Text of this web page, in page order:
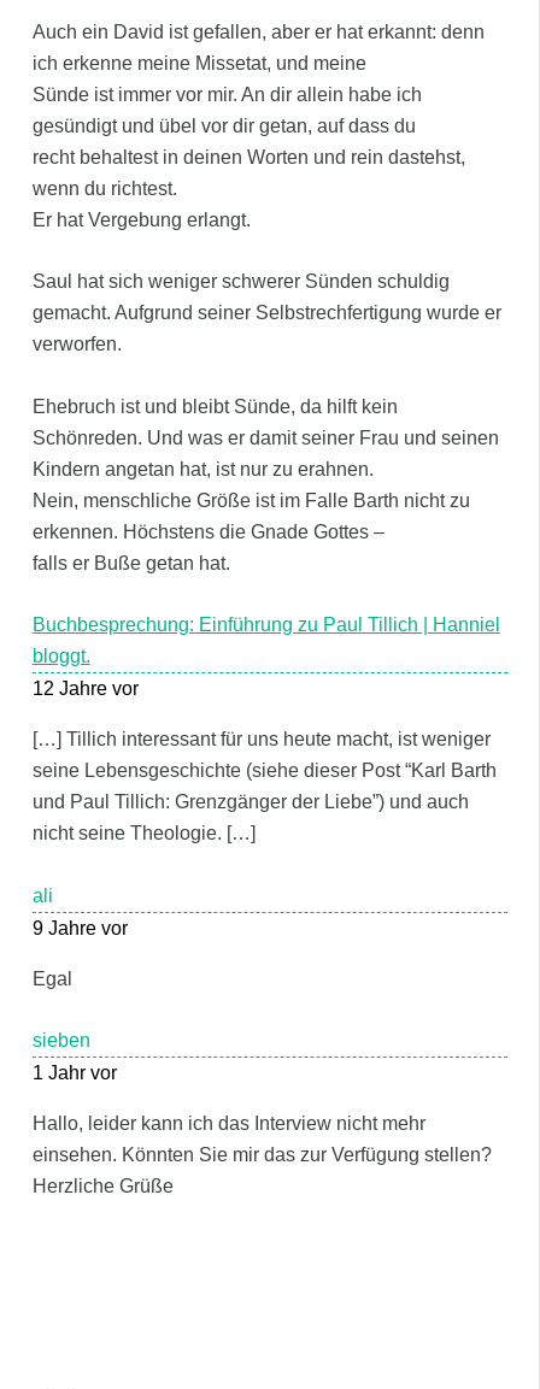
Auch ein David ist gefallen, aber er hat erkannt: denn
ich erkenne meine Missetat, und meine
Sünde ist immer vor mir. An dir allein habe ich
gesündigt und übel vor dir getan, auf dass du
recht behaltest in deinen Worten und rein dastehst,
wenn du richtest.
Er hat Vergebung erlangt.
Saul hat sich weniger schwerer Sünden schuldig
gemacht. Aufgrund seiner Selbstrechfertigung wurde er
verworfen.
Ehebruch ist und bleibt Sünde, da hilft kein
Schönreden. Und was er damit seiner Frau und seinen
Kindern angetan hat, ist nur zu erahnen.
Nein, menschliche Größe ist im Falle Barth nicht zu
erkennen. Höchstens die Gnade Gottes –
falls er Buße getan hat.
Buchbesprechung: Einführung zu Paul Tillich | Hanniel
bloggt.
12 Jahre vor
[…] Tillich interessant für uns heute macht, ist weniger
seine Lebensgeschichte (siehe dieser Post “Karl Barth
und Paul Tillich: Grenzgänger der Liebe”) und auch
nicht seine Theologie. […]
ali
9 Jahre vor
Egal
sieben
1 Jahr vor
Hallo, leider kann ich das Interview nicht mehr
einsehen. Könnten Sie mir das zur Verfügung stellen?
Herzliche Grüße